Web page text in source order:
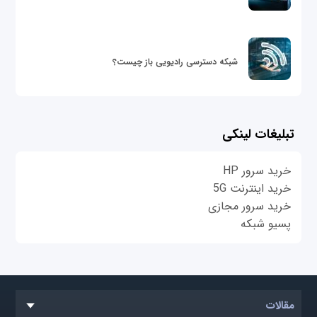
شبکه دسترسی رادیویی باز چیست؟
تبلیغات لینکی
خرید سرور HP
خرید اینترنت 5G
خرید سرور مجازی
پسیو شبکه
مقالات